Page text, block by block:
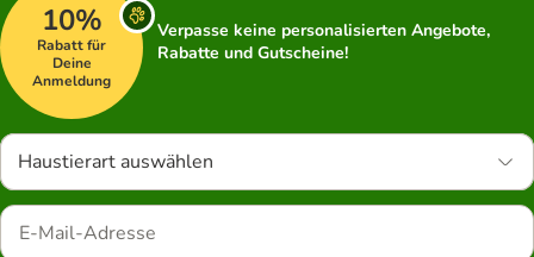
10%
Rabatt für
Deine
Anmeldung
Verpasse keine personalisierten Angebote,
Rabatte und Gutscheine!
Haustierart auswählen